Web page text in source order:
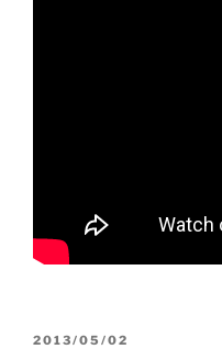
PUBLICADO
2013/05/02